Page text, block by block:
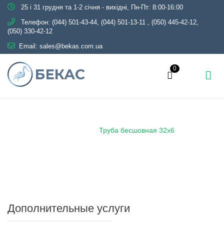
25 і 31 грудня та 1-2 січня - вихідні, Пн-Пт: 8:00-16:00
Телефон: (044) 501-43-44, (044) 501-13-11 , (050) 445-42-12,
(050) 330-42-12
Email: sales@bekas.com.ua
0
Труба бесшовная 32х6
Дополнительные услуги